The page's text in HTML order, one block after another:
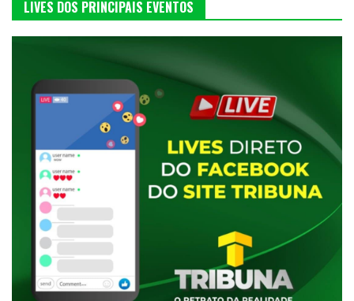
LIVES DOS PRINCIPAIS EVENTOS